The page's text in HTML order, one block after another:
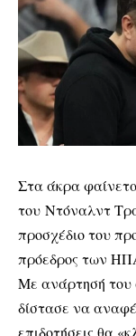
Στα άκρα
του Ντόναλντ
προσχέδιο του
πρόεδρος των
Με ανάρτησή του
δίστασε να
επιδοτήσεις θα